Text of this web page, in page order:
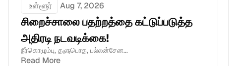
உள்ளூர் Aug 7, 2026
சிறைச்சாலை பதற்றத்தை கட்டுப்படுத்த
அதிரடி நடவடிக்கை!
நீர்கொழும்பு, தளுபொத, பல்லன்சேன...
Read More